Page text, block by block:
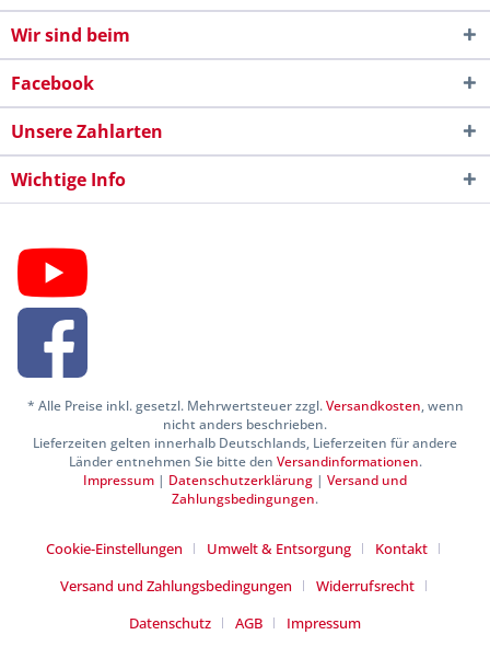
Wir sind beim
Facebook
Unsere Zahlarten
Wichtige Info
* Alle Preise inkl. gesetzl. Mehrwertsteuer zzgl.Versandkosten, wenn
nicht anders beschrieben.
Lieferzeiten gelten innerhalb Deutschlands, Lieferzeiten für andere
Länder entnehmen Sie bitte den Versandinformationen.
Impressum | Datenschutzerklärung | Versand und
Zahlungsbedingungen.
Cookie-Einstellungen Umwelt & Entsorgung
Kontakt
Versand und Zahlungsbedingungen
Widerrufsrecht
Datenschutz
AGB Impressum